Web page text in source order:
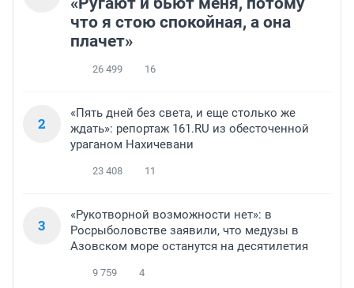
что я стою спокойная, а она
плачет»
26 499 16
2
«Пять дней без света, и еще столько же
ждать»: репортаж 161.RU из обесточенной
ураганом Нахичевани
23 408 11
3
«Рукотворной возможности нет»: в
Росрыболовстве заявили, что медузы в
Азовском море останутся на десятилетия
9 759 4